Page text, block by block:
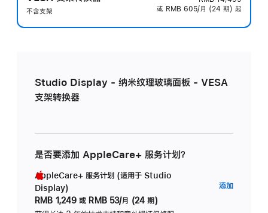
不含支架
或 RMB 605/月 (24 期) 起
Studio Display - 纳米纹理玻璃面板 - VESA
支架转换器
是否要添加 AppleCare+ 服务计划？
AppleCare+ 服务计划 (适用于 Studio
Display)
RMB 1,249 或 RMB 53/月 (24 期)
添加